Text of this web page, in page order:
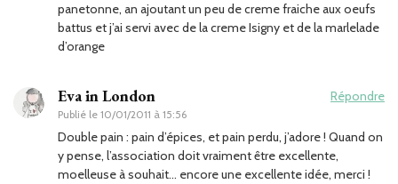
panetonne, an ajoutant un peu de creme fraiche aux oeufs
battus et j’ai servi avec de la creme Isigny et de la marlelade
d’orange
Eva in London
Publié le 10/01/2011 à 15:56
Répondre
Double pain : pain d’épices, et pain perdu, j’adore ! Quand on
y pense, l’association doit vraiment être excellente,
moelleuse à souhait… encore une excellente idée, merci !